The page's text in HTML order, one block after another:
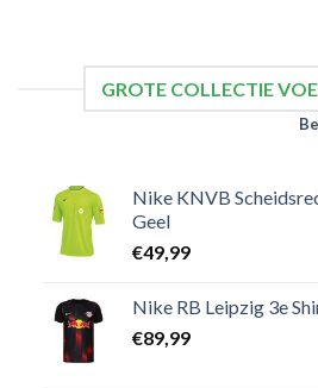
GROTE COLLECTIE
Nike KNVB
Geel
€49,99
Nike RB Leipzig 3e
€89,99